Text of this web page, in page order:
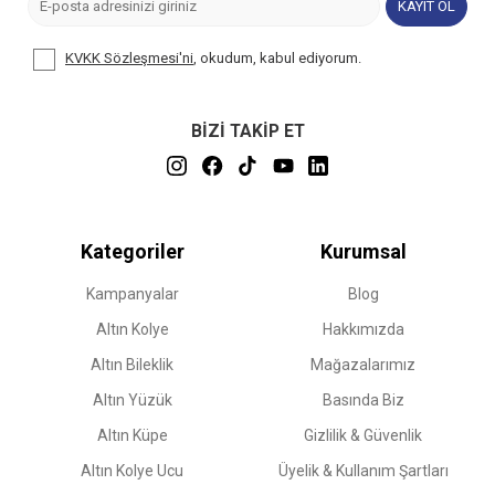
KAYIT OL
KVKK Sözleşmesi'ni , okudum, kabul ediyorum.
BİZİ TAKİP ET
Kategoriler
Kampanyalar
Altın Kolye
Altın Bileklik
Altın Yüzük
Altın Küpe
Altın Kolye Ucu
Kurumsal
Blog
Hakkımızda
Mağazalarımız
Basında Biz
Gizlilik & Güvenlik
Üyelik & Kullanım Şartları